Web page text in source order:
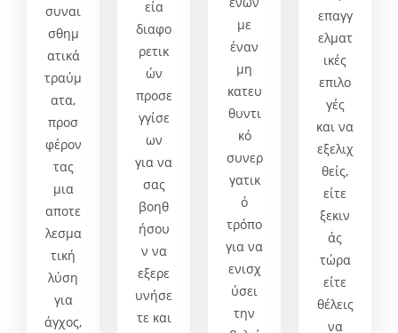
συναι
σθημ
ατικά
τραύμ
ατα,
προσ
φέρον
τας
μια
αποτε
λεσμα
τική
λύση
για
άγχος,
εία
διαφο
ρετικ
ών
προσε
γγίσε
ων
για να
σας
βοηθ
ήσου
ν να
εξερε
υνήσε
τε και
με
έναν
μη
κατευ
θυντι
κό
συνερ
γατικ
ό
τρόπο
για να
ενισχ
ύσει
την
επαγγ
ελματ
ικές
επιλο
γές
και να
εξελιχ
θείς,
είτε
ξεκιν
άς
τώρα
είτε
θέλεις
να